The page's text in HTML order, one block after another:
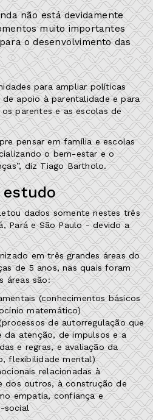
não está devidamente
muito importantes
o desenvolvimento das
para ampliar políticas
apoio à parentalidade e para
parentes e as escolas de
pensar em família e escolas
o bem-estar e o
diz Tiago Bartholo.
estudo
dados somente nestes três
Pará e São Paulo - devido a
em três grandes áreas do
de 5 anos, nas quais foram
áreas são:
(conhecimentos básicos
matemático)
de autorregulação que
atenção, de impulsos e a
e regras, e avaliação da
flexibilidade mental)
relacionadas à
dos outros, à construção de
empatia, confiança e
social